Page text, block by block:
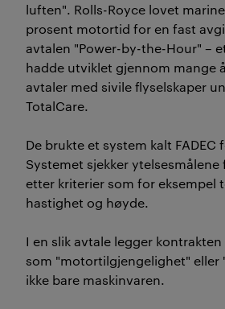
luften". Rolls-Royce lovet
prosent motortid for en fast
avtalen "Power-by-the-Hour" –
hadde utviklet gjennom mange
avtaler med sivile flyselskaper
TotalCare.
De brukte et system kalt FADEC
Systemet sjekker
etter kriterier som for eksempel
hastighet og høyde.
I en slik avtale legger
som "motortilgjengelighet" eller
ikke bare maskinvaren.